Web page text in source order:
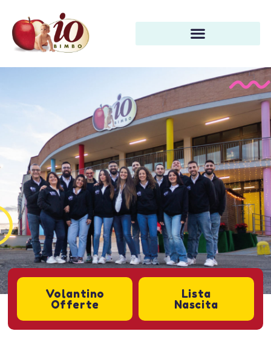
Volantino
Offerte
Lista
Nascita